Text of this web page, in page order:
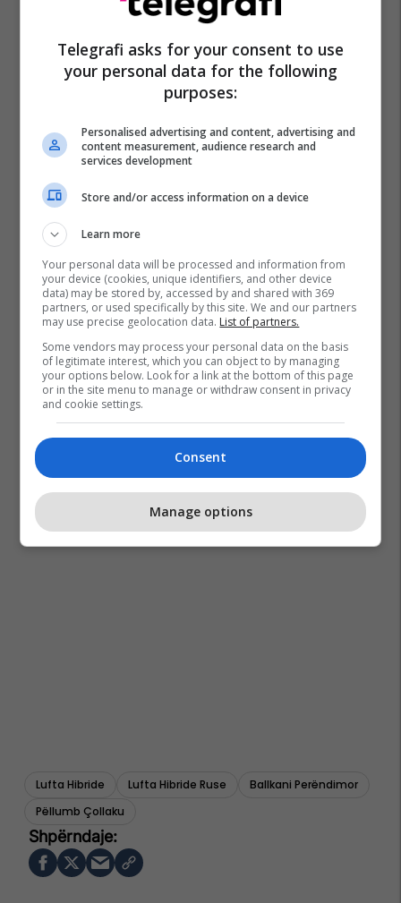
Lufta Hibride Lufta Hibride Ruse
Ballkani Perëndimor
Pëllumb Çollaku
Telegrafi asks for your consent to use
your personal data for the following
purposes:
Personalised advertising and content, advertising and
content measurement, audience research and
services development
Store and/or access information on a device
Learn more
Your personal data will be processed and information from
your device (cookies, unique identifiers, and other device
data) may be stored by, accessed by and shared with 369
partners, or used specifically by this site. We and our partners
may use precise geolocation data. List of partners.
Some vendors may process your personal data on the basis
of legitimate interest, which you can object to by managing
your options below. Look for a link at the bottom of this page
or in the site menu to manage or withdraw consent in privacy
and cookie settings.
Consent
Manage options